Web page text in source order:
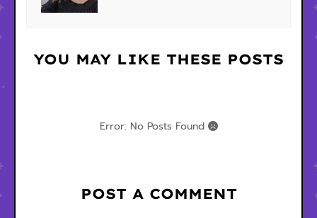
YOU MAY LIKE THESE POSTS
Error: No Posts Found
POST A COMMENT